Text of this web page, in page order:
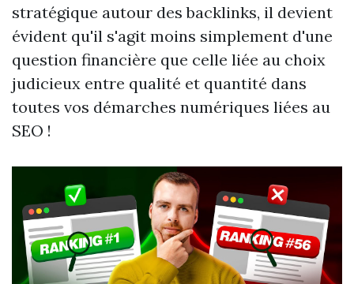
stratégique autour des backlinks, il devient
évident qu'il s'agit moins simplement d'une
question financière que celle liée au choix
judicieux entre qualité et quantité dans
toutes vos démarches numériques liées au
SEO !